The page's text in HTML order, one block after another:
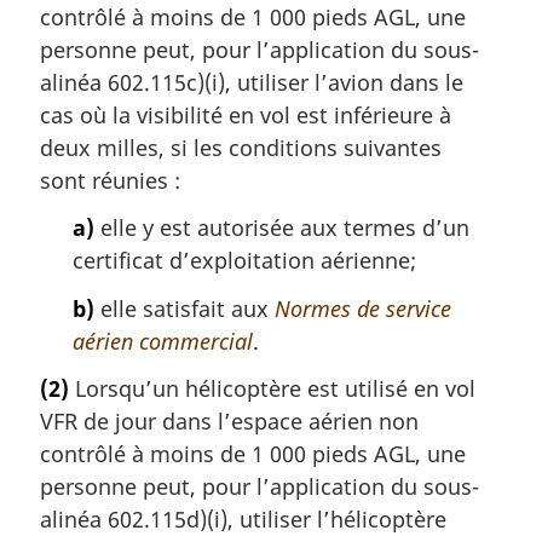
contrôlé à moins de 1 000 pieds AGL, une
personne peut, pour l’application du sous-
alinéa 602.115c)(i), utiliser l’avion dans le
cas où la visibilité en vol est inférieure à
deux milles, si les conditions suivantes
sont réunies :
a) elle y est autorisée aux termes d’un
certificat d’exploitation aérienne;
b) elle satisfait aux Normes de service
aérien commercial.
(2) Lorsqu’un hélicoptère est utilisé en vol
VFR de jour dans l’espace aérien non
contrôlé à moins de 1 000 pieds AGL, une
personne peut, pour l’application du sous-
alinéa 602.115d)(i), utiliser l’hélicoptère